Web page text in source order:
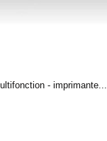
- imprimante...